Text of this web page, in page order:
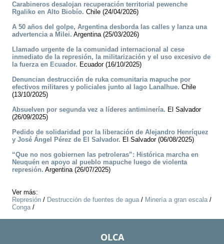
Carabineros desalojan recuperación territorial pewenche
Rgaliko en Alto Biobío. Chile (24/04/2026)
A 50 años del golpe, Argentina desborda las calles y lanza una
advertencia a Milei. Argentina (25/03/2026)
Llamado urgente de la comunidad internacional al cese
inmediato de la represión, la militarización y el uso excesivo de
la fuerza en Ecuador. Ecuador (16/10/2025)
Denuncian destrucción de ruka comunitaria mapuche por
efectivos militares y policiales junto al lago Lanalhue. Chile
(13/10/2025)
Absuelven por segunda vez a líderes antiminería. El Salvador
(26/09/2025)
Pedido de solidaridad por la liberación de Alejandro Henríquez
y José Ángel Pérez de El Salvador. El Salvador (06/08/2025)
“Que no nos gobiernen las petroleras”: Histórica marcha en
Neuquén en apoyo al pueblo mapuche luego de violenta
represión. Argentina (26/07/2025)
Ver más:
Represión / Destrucción de fuentes de agua/ Minería a gran escala/
Conga/
OLCA